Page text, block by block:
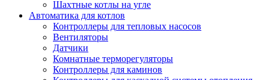
Шахтные котлы на угле
Автоматика для котлов
Контроллеры для тепловых насосов
Вентиляторы
Датчики
Комнатные терморегуляторы
Контроллеры для каминов